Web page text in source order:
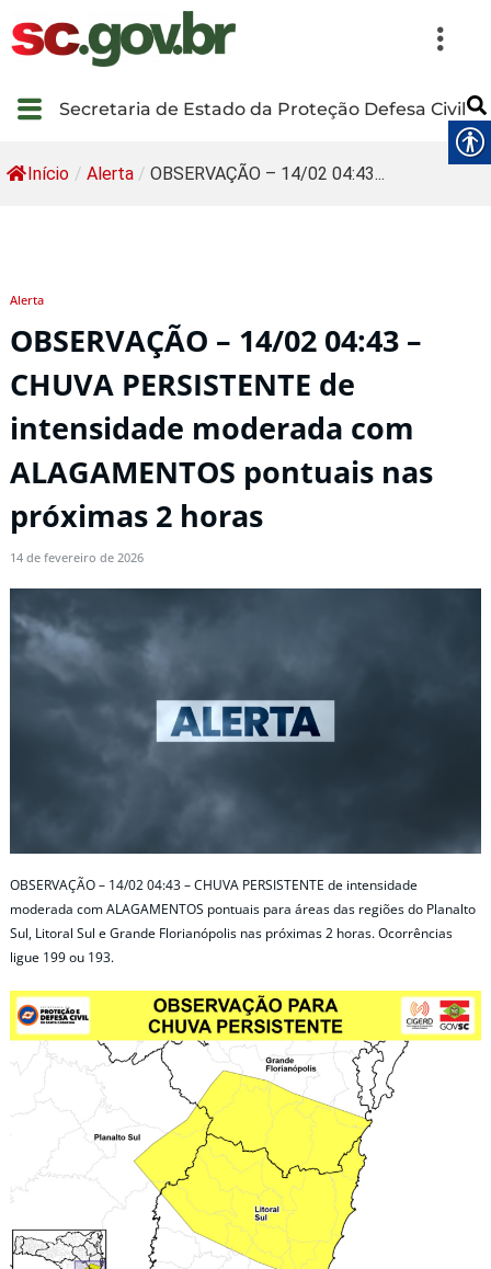
Secretaria de Estado da Proteção Defesa Civil
Início / Alerta / OBSERVAÇÃO – 14/02 04:43...
Alerta
OBSERVAÇÃO – 14/02 04:43 –
CHUVA PERSISTENTE de
intensidade moderada com
ALAGAMENTOS pontuais nas
próximas 2 horas
14 de fevereiro de 2026
OBSERVAÇÃO – 14/02 04:43 – CHUVA PERSISTENTE de intensidade
moderada com ALAGAMENTOS pontuais para áreas das regiões do Planalto
Sul, Litoral Sul e Grande Florianópolis nas próximas 2 horas. Ocorrências
ligue 199 ou 193.